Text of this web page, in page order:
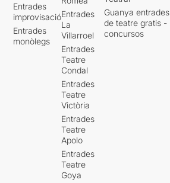
Entrades
improvisació
Entrades
monòlegs
Entrades
La
Villarroel
Entrades
Teatre
Condal
Entrades
Teatre
Victòria
Entrades
Teatre
Apolo
Entrades
Teatre
Goya
Guanya entrades
de teatre gratis -
concursos